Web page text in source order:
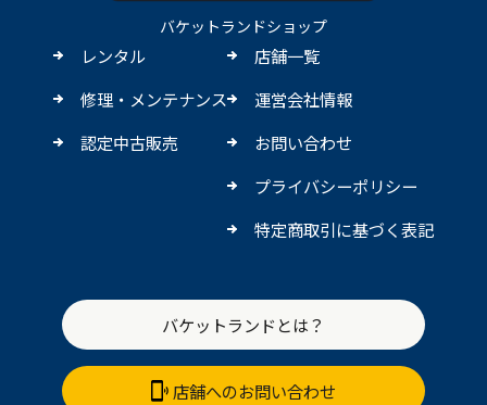
バケットランドショップ
レンタル
修理・メンテナンス
認定中古販売
店舗一覧
運営会社情報
お問い合わせ
プライバシーポリシー
特定商取引に基づく表記
バケットランドとは？
店舗へのお問い合わせ